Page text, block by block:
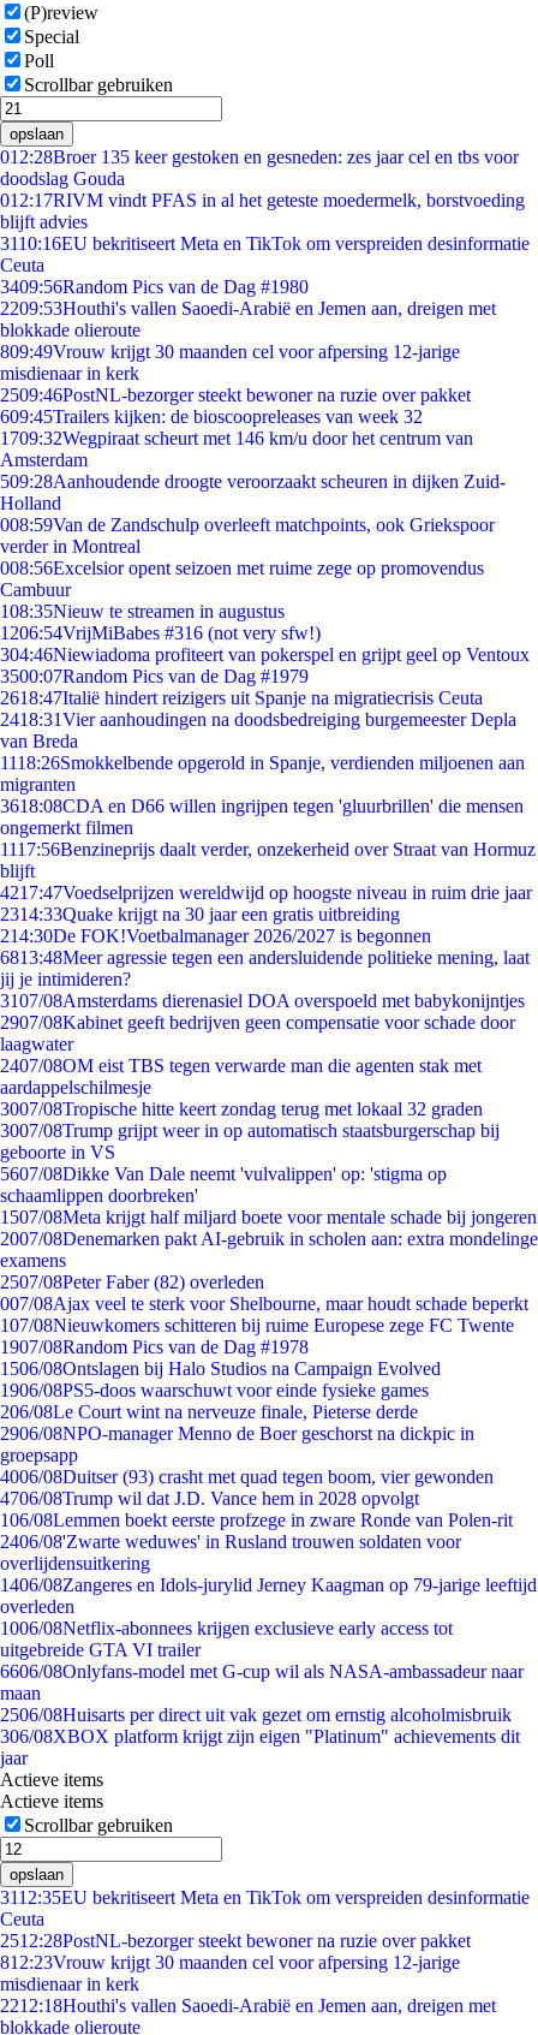
(P)review
Special
Poll
Scrollbar gebruiken
opslaan
012:28Broer 135 keer gestoken en gesneden: zes jaar cel en tbs voor
doodslag Gouda
012:17RIVM vindt PFAS in al het geteste moedermelk, borstvoeding
blijft advies
3110:16EU bekritiseert Meta en TikTok om verspreiden desinformatie
Ceuta
3409:56Random Pics van de Dag #1980
2209:53Houthi's vallen Saoedi-Arabië en Jemen aan, dreigen met
blokkade olieroute
809:49Vrouw krijgt 30 maanden cel voor afpersing 12-jarige
misdienaar in kerk
2509:46PostNL-bezorger steekt bewoner na ruzie over pakket
609:45Trailers kijken: de bioscoopreleases van week 32
1709:32Wegpiraat scheurt met 146 km/u door het centrum van
Amsterdam
509:28Aanhoudende droogte veroorzaakt scheuren in dijken Zuid-
Holland
008:59Van de Zandschulp overleeft matchpoints, ook Griekspoor
verder in Montreal
008:56Excelsior opent seizoen met ruime zege op promovendus
Cambuur
108:35Nieuw te streamen in augustus
1206:54VrijMiBabes #316 (not very sfw!)
304:46Niewiadoma profiteert van pokerspel en grijpt geel op Ventoux
3500:07Random Pics van de Dag #1979
2618:47Italië hindert reizigers uit Spanje na migratiecrisis Ceuta
2418:31Vier aanhoudingen na doodsbedreiging burgemeester Depla
van Breda
1118:26Smokkelbende opgerold in Spanje, verdienden miljoenen aan
migranten
3618:08CDA en D66 willen ingrijpen tegen 'gluurbrillen' die mensen
ongemerkt filmen
1117:56Benzineprijs daalt verder, onzekerheid over Straat van Hormuz
blijft
4217:47Voedselprijzen wereldwijd op hoogste niveau in ruim drie jaar
2314:33Quake krijgt na 30 jaar een gratis uitbreiding
214:30De FOK!Voetbalmanager 2026/2027 is begonnen
6813:48Meer agressie tegen een andersluidende politieke mening, laat
jij je intimideren?
3107/08Amsterdams dierenasiel DOA overspoeld met babykonijntjes
2907/08Kabinet geeft bedrijven geen compensatie voor schade door
laagwater
2407/08OM eist TBS tegen verwarde man die agenten stak met
aardappelschilmesje
3007/08Tropische hitte keert zondag terug met lokaal 32 graden
3007/08Trump grijpt weer in op automatisch staatsburgerschap bij
geboorte in VS
5607/08Dikke Van Dale neemt 'vulvalippen' op: 'stigma op
schaamlippen doorbreken'
1507/08Meta krijgt half miljard boete voor mentale schade bij jongeren
2007/08Denemarken pakt AI-gebruik in scholen aan: extra mondelinge
examens
2507/08Peter Faber (82) overleden
007/08Ajax veel te sterk voor Shelbourne, maar houdt schade beperkt
107/08Nieuwkomers schitteren bij ruime Europese zege FC Twente
1907/08Random Pics van de Dag #1978
1506/08Ontslagen bij Halo Studios na Campaign Evolved
1906/08PS5-doos waarschuwt voor einde fysieke games
206/08Le Court wint na nerveuze finale, Pieterse derde
2906/08NPO-manager Menno de Boer geschorst na dickpic in
groepsapp
4006/08Duitser (93) crasht met quad tegen boom, vier gewonden
4706/08Trump wil dat J.D. Vance hem in 2028 opvolgt
106/08Lemmen boekt eerste profzege in zware Ronde van Polen-rit
2406/08'Zwarte weduwes' in Rusland trouwen soldaten voor
overlijdensuitkering
1406/08Zangeres en Idols-jurylid Jerney Kaagman op 79-jarige leeftijd
overleden
1006/08Netflix-abonnees krijgen exclusieve early access tot
uitgebreide GTA VI trailer
6606/08Onlyfans-model met G-cup wil als NASA-ambassadeur naar
maan
2506/08Huisarts per direct uit vak gezet om ernstig alcoholmisbruik
306/08XBOX platform krijgt zijn eigen "Platinum" achievements dit
jaar
Actieve items
Actieve items
Scrollbar gebruiken
opslaan
3112:35EU bekritiseert Meta en TikTok om verspreiden desinformatie
Ceuta
2512:28PostNL-bezorger steekt bewoner na ruzie over pakket
812:23Vrouw krijgt 30 maanden cel voor afpersing 12-jarige
misdienaar in kerk
2212:18Houthi's vallen Saoedi-Arabië en Jemen aan, dreigen met
blokkade olieroute